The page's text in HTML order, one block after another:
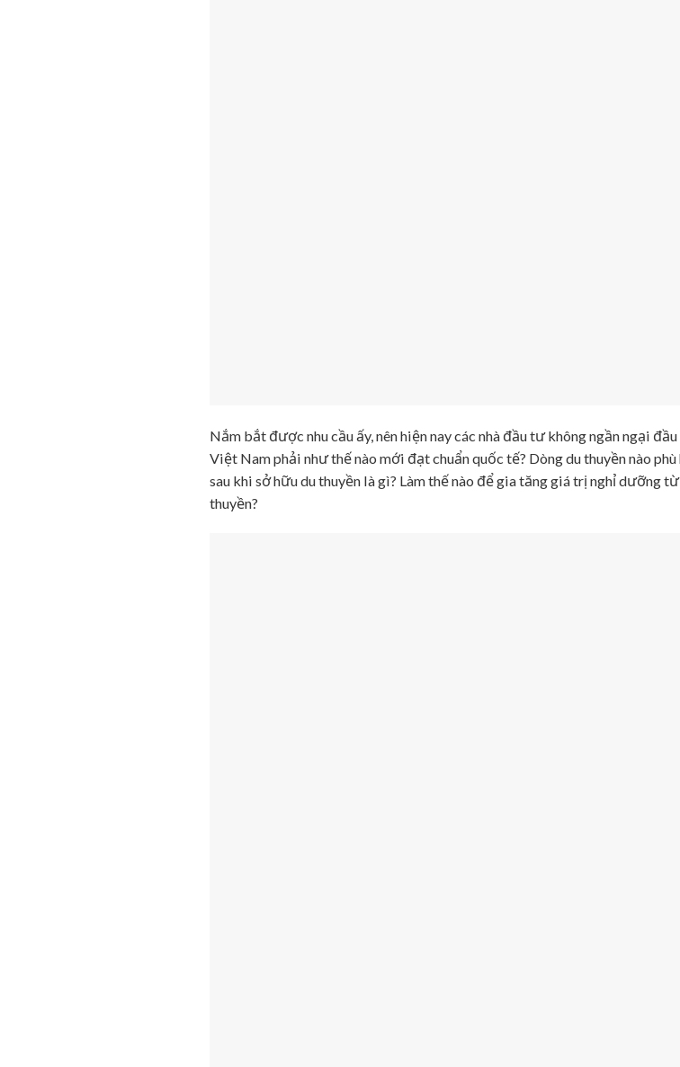
Nắm bắt được nhu cầu ấy, nên hiện nay các nhà đầu tư không ngần ngại
Việt Nam phải như thế nào mới đạt chuẩn quốc tế? Dòng du thuyền nào
sau khi sở hữu du thuyền là gì? Làm thế nào để gia tăng giá trị nghỉ dưỡng
thuyền?